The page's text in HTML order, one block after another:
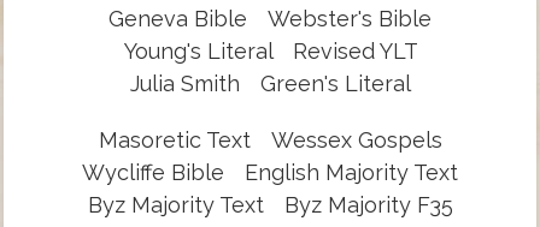
Geneva Bible
Webster's Bible
Young's Literal
Revised YLT
Julia Smith
Green's Literal
Masoretic Text
Wessex Gospels
Wycliffe Bible
English Majority Text
Byz Majority Text
Byz Majority F35